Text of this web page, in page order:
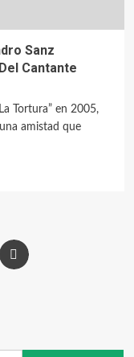
Sanz
Cantante
Tortura” en 2005,
amistad que